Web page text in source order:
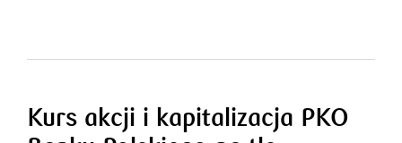
Kurs akcji i kapitalizacja PKO